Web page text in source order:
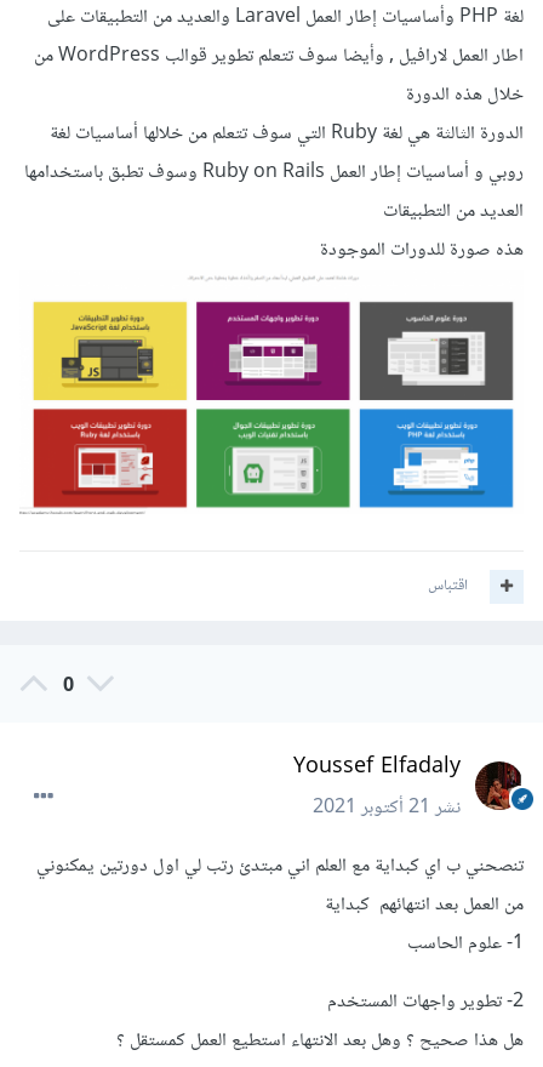
لغة PHP وأساسيات إطار العمل Laravel والعديد من التطبيقات على
اطار العمل لارافيل , وأيضا سوف تتعلم تطوير قوالب WordPress من
خلال هذه الدورة
الدورة الثالثة هي لغة Ruby التي سوف تتعلم من خلالها أساسيات لغة
روبي و أساسيات إطار العمل Ruby on Rails وسوف تطبق باستخدامها
العديد من التطبيقات
هذه صورة للدورات الموجودة
اقتباس
0
Youssef Elfadaly
نشر21 أكتوبر 2021
تنصحني ب اي كبداية مع العلم اني مبتدئ رتب لي اول دورتين يمكنوني
من العمل بعد انتهائهم كبداية
1- علوم الحاسب
2- تطوير واجهات المستخدم
هل هذا صحيح ؟ وهل بعد الانتهاء استطيع العمل كمستقل ؟